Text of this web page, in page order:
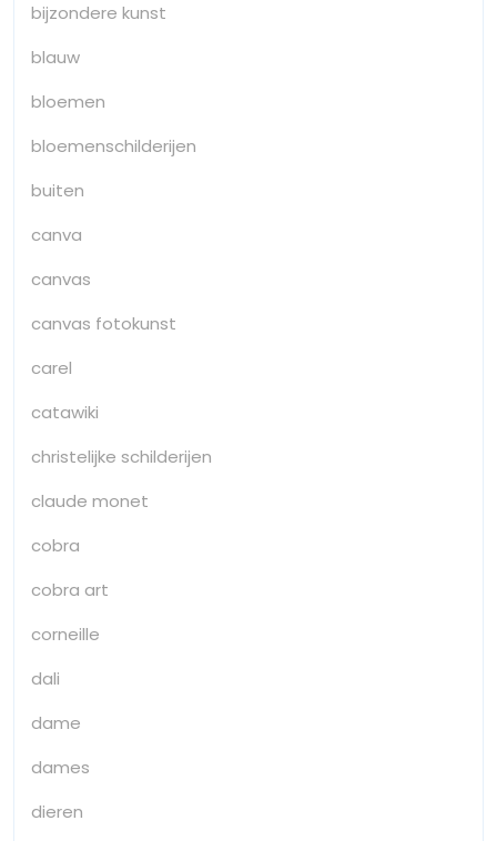
bijzondere kunst
blauw
bloemen
bloemenschilderijen
buiten
canva
canvas
canvas fotokunst
carel
catawiki
christelijke schilderijen
claude monet
cobra
cobra art
corneille
dali
dame
dames
dieren